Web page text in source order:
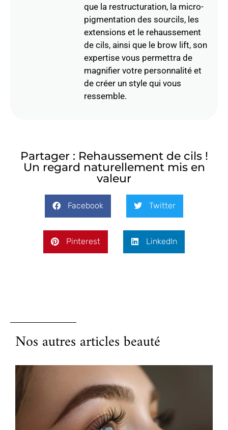
que la restructuration, la micro-
pigmentation des sourcils, les
extensions et le rehaussement
de cils, ainsi que le brow lift, son
expertise vous permettra de
magnifier votre personnalité et
de créer un style qui vous
ressemble.
Partager : Rehaussement de cils !
Un regard naturellement mis en
valeur
Facebook Twitter
Pinterest LinkedIn
Nos autres articles beauté